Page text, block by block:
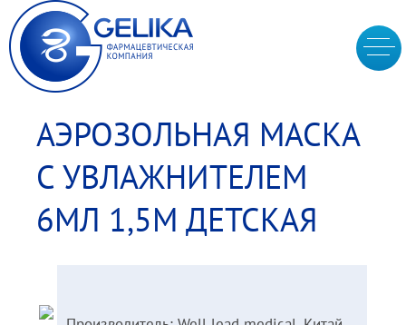
АЭРОЗОЛЬНАЯ МАСКА
С УВЛАЖНИТЕЛЕМ
6МЛ 1,5М ДЕТСКАЯ